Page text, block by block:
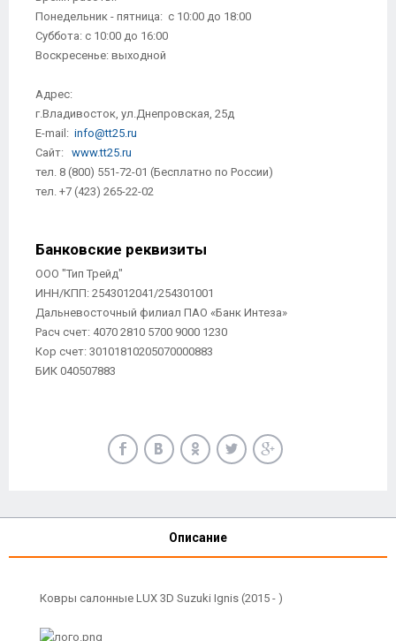
Понедельник - пятница: с 10:00 до 18:00
Суббота: с 10:00 до 16:00
Воскресенье: выходной
Адрес:
г.Владивосток, ул.Днепровская, 25д
E-mail: info@tt25.ru
Сайт: www.tt25.ru
тел. 8 (800) 551-72-01 (Бесплатно по России)
тел. +7 (423) 265-22-02
Банковские реквизиты
ООО "Тип Трейд"
ИНН/КПП: 2543012041/254301001
Дальневосточный филиал ПАО «Банк Интеза»
Расч счет: 4070 2810 5700 9000 1230
Кор счет: 30101810205070000883
БИК 040507883
Описание
Ковры салонные LUX 3D Suzuki Ignis (2015 - )